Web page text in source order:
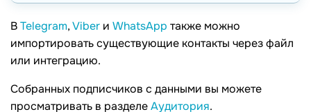
ВTelegram,Viber и WhatsApp также можно
импортировать существующие контакты через файл
или интеграцию.
Собранных подписчиков с данными вы можете
просматривать в разделеАудитория.